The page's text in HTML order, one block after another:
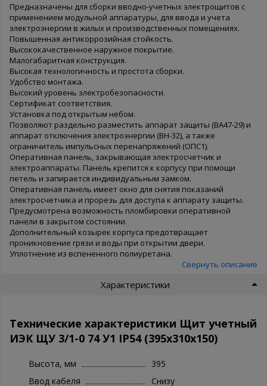
Предназначены для сборки вводно-учетных электрощитов с
применением модульной аппаратуры, для ввода и учета
электроэнергии в жилых и производственных помещениях.
Повышенная антикоррозийная стойкость.
Высококачественное наружное покрытие.
Малогабаритная конструкция.
Высокая технологичность и простота сборки.
Удобство монтажа.
Высокий уровень электробезопасности.
Сертификат соответствия.
Установка под открытым небом.
Позволяют раздельно разместить аппарат защиты (ВА47-29) и
аппарат отключения электроэнергии (ВН-32), а также
ограничитель импульсных перенапряжений (ОПС1).
Оперативная панель, закрывающая электросчетчик и
электроаппараты. Панель крепится к корпусу при помощи
петель и запирается индивидуальным замком.
Оперативная панель имеет окно для снятия показаний
электросчетчика и прорезь для доступа к аппарату защиты.
Предусмотрена возможность пломбировки оперативной
панели в закрытом состоянии.
Дополнительный козырек корпуса предотвращает
проникновение грязи и воды при открытии двери.
Уплотнение из вспененного полиуретана.
Свернуть описание
Характеристики
Технические характеристики Щит учетный
ИЭК ЩУ 3/1-0 74 У1 IP54 (395x310x150)
Высота, мм
395
Ввод кабеля
Снизу